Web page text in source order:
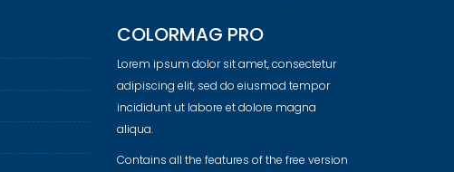
COLORMAG PRO
Lorem ipsum dolor sit amet, consectetur
adipiscing elit, sed do eiusmod tempor
incididunt ut labore et dolore magna
aliqua.
Contains all the features of the free version